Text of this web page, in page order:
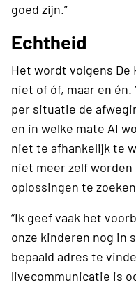
goed zijn.”
Echtheid
Het wordt volgens
niet of óf, maar en én.
per situatie de
en in welke mate AI
niet te afhankelijk te
niet meer zelf
oplossingen te
“Ik geef vaak het
onze kinderen nog in
bepaald adres te
livecommunicatie is